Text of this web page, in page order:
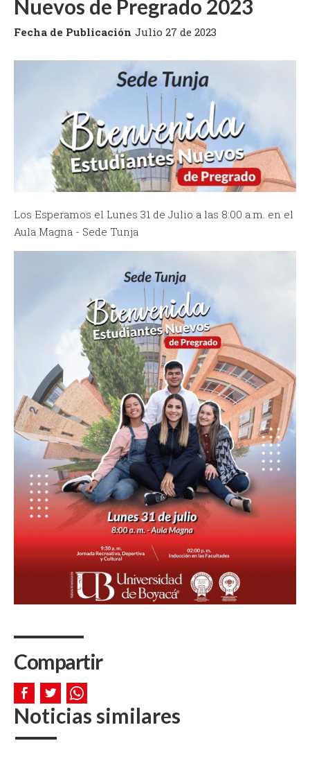
Nuevos de Pregrado 2023
Fecha de Publicación Julio 27 de 2023
Los Esperamos el Lunes 31 de Julio a las 8:00 a.m. en el
Aula Magna - Sede Tunja
Compartir
Noticias similares